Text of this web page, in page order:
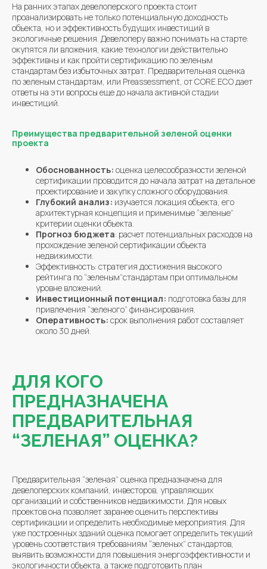
На ранних этапах девелоперского проекта стоит
проанализировать не только потенциальную доходность
объекта, но и эффективность будущих инвестиций в
экологичные решения. Девелоперу важно понимать на старте:
окупятся ли вложения, какие технологии действительно
эффективны и как пройти сертификацию по зеленым
стандартам без избыточных затрат. Предварительная оценка
по зеленым стандартам, или Preassessment, от CORE.ECO дает
ответы на эти вопросы еще до начала активной стадии
инвестиций.
Преимущества предварительной зеленой оценки
проекта
Обоснованность: оценка целесообразности зеленой
сертификации проводится до начала затрат на детальное
проектирование и закупку сложного оборудования.
Глубокий анализ: изучается локация объекта, его
архитектурная концепция и применимые “зеленые”
критерии оценки объекта.
Прогноз бюджета: расчет потенциальных расходов на
прохождение зеленой сертификации объекта
недвижимости.
Эффективность: стратегия достижения высокого
рейтинга по “зеленым”стандартам при оптимальном
уровне вложений.
Инвестиционный потенциал: подготовка базы для
привлечения “зеленого” финансирования.
Оперативность: срок выполнения работ составляет
около 30 дней.
ДЛЯ КОГО
ПРЕДНАЗНАЧЕНА
ПРЕДВАРИТЕЛЬНАЯ
“ЗЕЛЕНАЯ” ОЦЕНКА?
Предварительная “зеленая” оценка предназначена для
девелоперских компаний, инвесторов, управляющих
организаций и собственников недвижимости. Для новых
проектов она позволяет заранее оценить перспективы
сертификации и определить необходимые мероприятия. Для
уже построенных зданий оценка помогает определить текущий
уровень соответствия требованиям “зеленых” стандартов,
выявить возможности для повышения энергоэффективности и
экологичности объекта, а также подготовить план